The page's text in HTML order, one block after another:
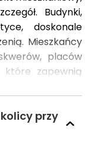
Budynki,
doskonale
Mieszkańcy
placów
które zapewnią
i sklepy w
komunikacji
podkreśla
przy